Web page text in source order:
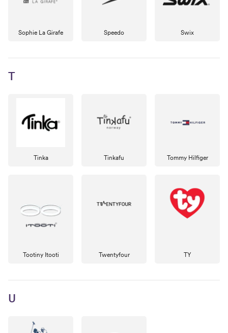
Sophie La Girafe Speedo Swix
T
Tinka Tinkafu Tommy Hilfiger
Tootiny Itooti Twentyfour TY
U